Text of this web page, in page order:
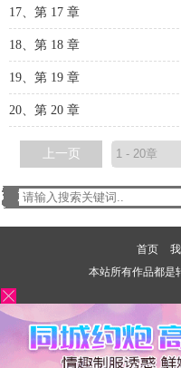
17、第 17 章
18、第 18 章
19、第 19 章
20、第 20 章
上一页
首页
本站所有作品都是